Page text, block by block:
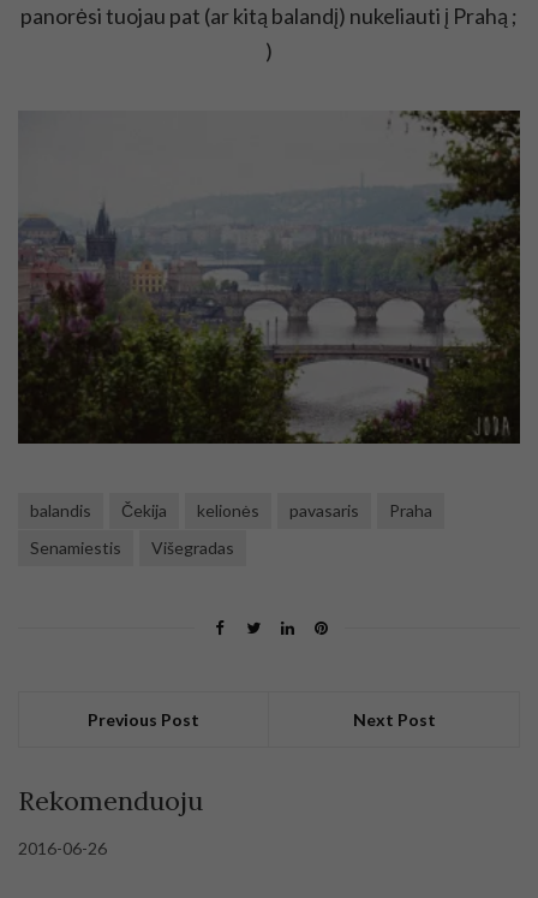
panorėsi tuojau pat (ar kitą balandį) nukeliauti į Prahą ;
)
balandis Čekija kelionės pavasaris
Praha
Senamiestis
Višegradas
Previous Post Next Post
Rekomenduoju
2016-06-26